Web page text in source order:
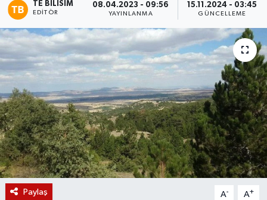
TE BILISIM
EDITÖR
08.04.2023 - 09:56
YAYINLANMA
15.11.2024 - 03:45
GÜNCELLEME
Paylaş A- A+
Etkinlikler